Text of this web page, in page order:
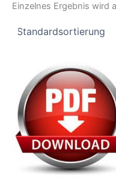
Einzelnes Ergebnis wird